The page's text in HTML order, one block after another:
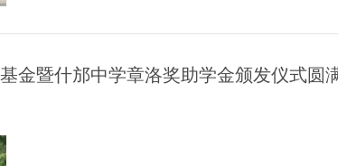
金暨什邡中学章洛奖助学金颁发仪式圆